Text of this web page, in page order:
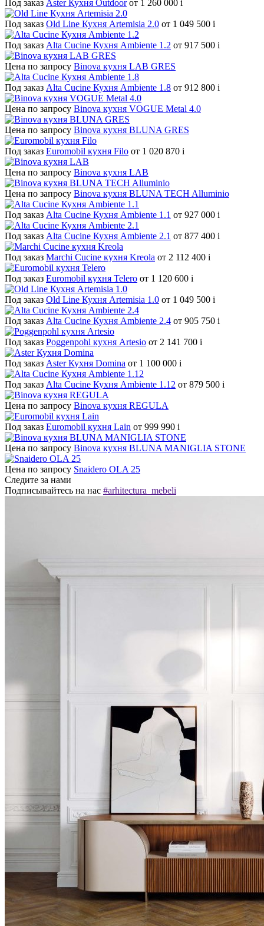
Под заказ Aster Кухня Outdoor от 1 260 000 i
Под заказ Old Line Кухня Artemisia 2.0 от 1 049 500 i
Под заказ Alta Cucine Кухня Ambiente 1.2 от 917 500 i
Цена по запросу Binova кухня LAB GRES
Под заказ Alta Cucine Кухня Ambiente 1.8 от 912 800 i
Цена по запросу Binova кухня VOGUE Metal 4.0
Цена по запросу Binova кухня BLUNA GRES
Под заказ Euromobil кухня Filo от 1 020 870 i
Цена по запросу Binova кухня LAB
Цена по запросу Binova кухня BLUNA TECH Alluminio
Под заказ Alta Cucine Кухня Ambiente 1.1 от 927 000 i
Под заказ Alta Cucine Кухня Ambiente 2.1 от 877 400 i
Под заказ Marchi Cucine кухня Kreola от 2 112 400 i
Под заказ Euromobil кухня Telero от 1 120 600 i
Под заказ Old Line Кухня Artemisia 1.0 от 1 049 500 i
Под заказ Alta Cucine Кухня Ambiente 2.4 от 905 750 i
Под заказ Poggenpohl кухня Artesio от 2 141 700 i
Под заказ Aster Кухня Domina от 1 100 000 i
Под заказ Alta Cucine Кухня Ambiente 1.12 от 879 500 i
Цена по запросу Binova кухня REGULA
Под заказ Euromobil кухня Lain от 999 990 i
Цена по запросу Binova кухня BLUNA MANIGLIA STONE
Цена по запросу Snaidero OLA 25
Следите за нами
Подписывайтесь на нас #arhitectura_mebeli